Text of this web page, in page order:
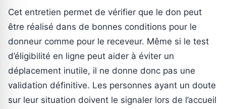
Cet entretien permet de vérifier que le don peut
être réalisé dans de bonnes conditions pour le
donneur comme pour le receveur. Même si le test
d’éligibilité en ligne peut aider à éviter un
déplacement inutile, il ne donne donc pas une
validation définitive. Les personnes ayant un doute
sur leur situation doivent le signaler lors de l’accueil